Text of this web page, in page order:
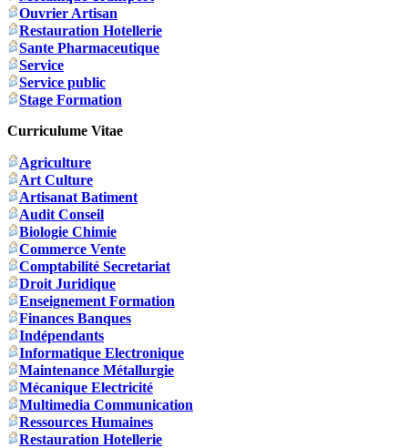
Ouvrier Artisan
Restauration Hotellerie
Sante Pharmaceutique
Service
Service public
Stage Formation
Curriculume Vitae
Agriculture
Art Culture
Artisanat Batiment
Audit Conseil
Biologie Chimie
Commerce Vente
Comptabilité Secretariat
Droit Juridique
Enseignement Formation
Finances Banques
Indépendants
Informatique Electronique
Maintenance Métallurgie
Mécanique Electricité
Multimedia Communication
Ressources Humaines
Restauration Hotellerie